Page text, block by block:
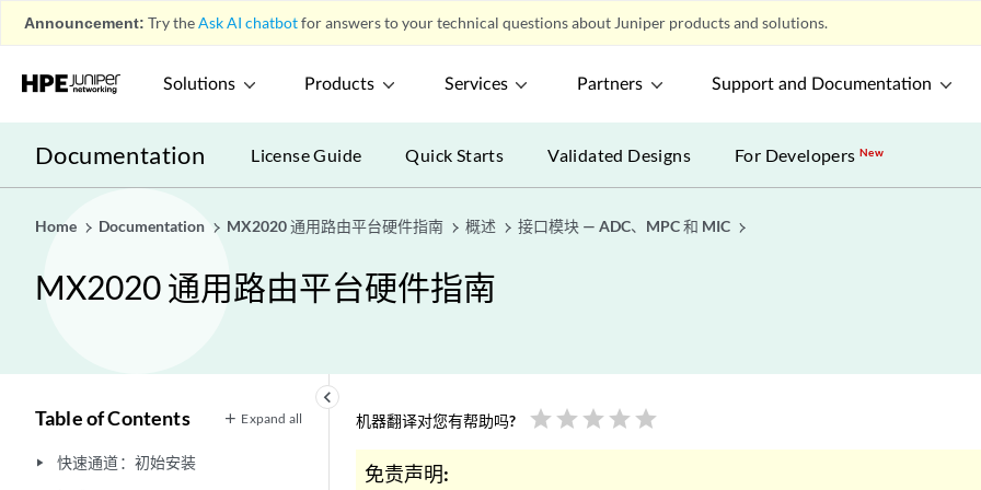
Announcement: Try theAsk AI chatbotfor answers to your technical questions about Juniper products and solutions.
Solutions Products Services Partners Support and Documentation
Documentation License Guide Quick Starts Validated Designs For DevelopersNew
Home Documentation MX2020 通用路由平台硬件指南 概述 接口模块 — ADC、MPC 和 MIC
MX2020 通用路由平台硬件指南
keyboard_arrow_left
Table of Contents Expand all
play_arrow 快速通道：初始安装
机器翻译对您有帮助吗? star star star star star
免责声明: